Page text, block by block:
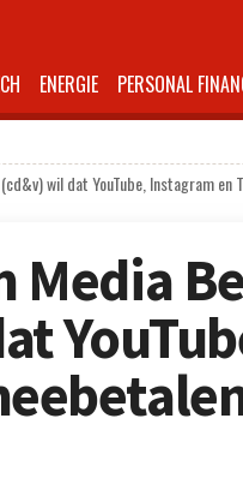
ENERGIE PERSONAL
wil dat YouTube, Instagram en
Media